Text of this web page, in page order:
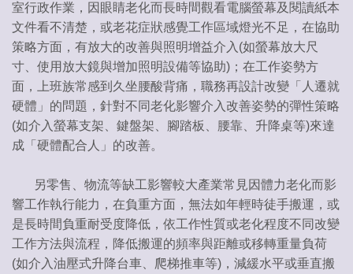
室行政作業，因眼睛老化而長時間觀看電腦螢幕及閱讀紙本
文件看不清楚，或老花症狀感覺工作區域燈光不足，在協助
策略方面，有放大的改善與照明增益介入(如螢幕放大尺
寸、使用放大鏡與增加照明設備等協助)；在工作姿勢方
面，上班族常感到久坐腰酸背痛，職務再設計改變「人遷就
硬體」的問題，針對不同老化影響介入改善姿勢的彈性策略
(如介入螢幕支架、鍵盤架、腳踏板、腰靠、升降桌等)來達
成「硬體配合人」的改善。
另零售、物流等缺工影響較大產業常見因體力老化而影
響工作執行能力，在負重方面，無法如年輕時徒手搬運，或
是長時間負重耐受度降低，依工作性質或老化程度不同改變
工作方法與流程，降低搬運的頻率與距離或移轉重量負荷
(如介入油壓式升降台車、爬梯推車等)，減緩水平或垂直搬